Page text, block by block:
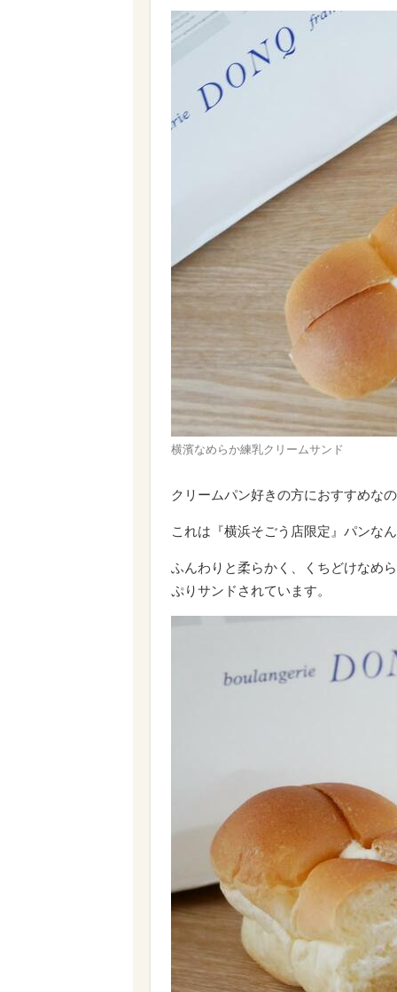
横濱なめらか練乳クリームサンド
クリームパン好きの方におすすめな
これは『横浜そごう店限定』パンな
ふんわりと柔らかく、くちどけなめ
ぷりサンドされています。